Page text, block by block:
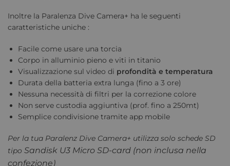
Inoltre la Paralenza Dive Camera+ ha le seguenti
caratteristiche uniche :
Facile come usare una torcia
Corpo in alluminio pieno e viti in titanio
Visualizzazione sul video di profondità e temperatura
Durata della batteria extra lunga (fino a 3 ore)
Nessuna necessità di filtri per la correzione colore
Non serve custodia aggiuntiva (prof. fino a 250mt)
Semplice condivisione tramite app mobile
Per la tua Paralenz Dive Camera+ utilizza solo schede SD
tipo Sandisk U3 Micro SD-card (non inclusa nella
confezione)